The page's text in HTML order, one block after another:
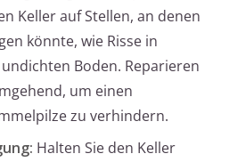
Keller auf Stellen, an denen
könnte, wie Risse in
Boden. Reparieren
um einen
zu verhindern.
Halten Sie den Keller